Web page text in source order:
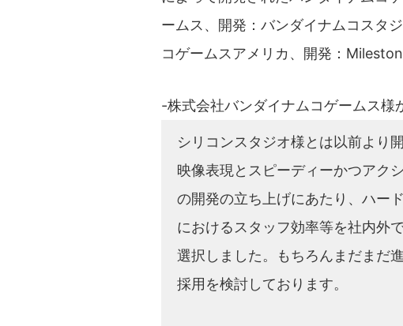
ームス、開発：バンダイナムコスタ
コゲームスアメリカ、開発：
-株式会社バンダイナムコゲームス様
シリコンスタジオ様とは以前より
映像表現とスピーディーかつアク
の開発の立ち上げにあたり、ハー
におけるスタッフ効率等を社内外
選択しました。もちろんまだまだ
採用を検討しております。